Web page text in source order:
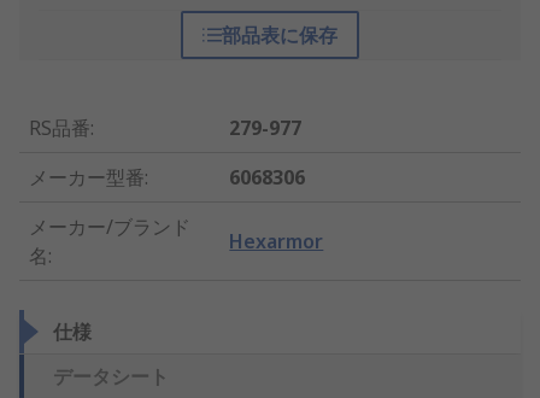
部品表に保存
RS品番:
279-977
メーカー型番:
6068306
メーカー/ブランド
名:
Hexarmor
仕様
データシート